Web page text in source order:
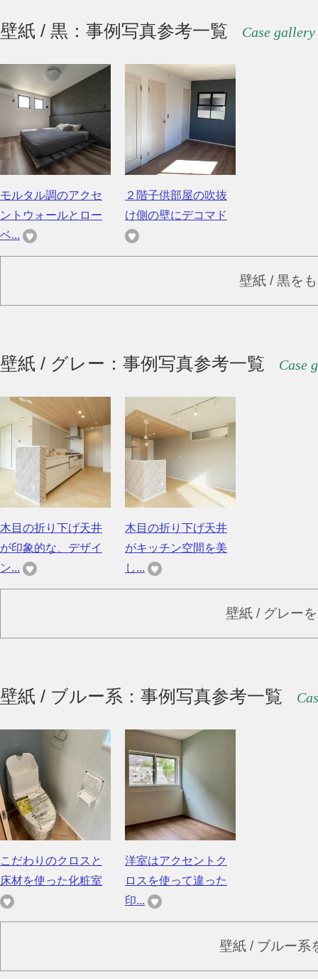
壁紙 / 黒：事例写真参考一覧 Case gallery
モルタル調のアクセ
ントウォールとロー
ベ...
２階子供部屋の吹抜
け側の壁にデコマド
壁紙 / 黒を
壁紙 / グレー：事例写真参考一覧 Case
木目の折り下げ天井
が印象的な、デザイ
ン...
木目の折り下げ天井
がキッチン空間を美
し...
壁紙 / グレー
壁紙 / ブルー系：事例写真参考一覧
こだわりのクロスと
床材を使った化粧室
洋室はアクセントク
ロスを使って違った
印...
壁紙 / ブルー系